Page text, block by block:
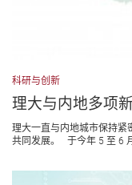
科研与创新
理大与内地多项
理大一直与内地城市保持紧
共同发展。 于今年 5 至 6